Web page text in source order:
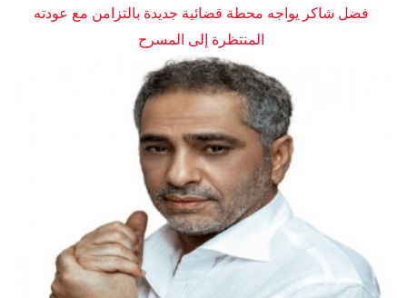
فضل شاكر يواجه محطة قضائية جديدة بالتزامن مع عودته
المنتظرة إلى المسرح